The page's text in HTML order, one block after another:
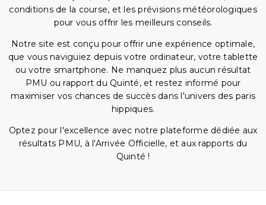
conditions de la course, et les prévisions météorologiques
pour vous offrir les meilleurs conseils.
Notre site est conçu pour offrir une expérience optimale,
que vous naviguiez depuis votre ordinateur, votre tablette
ou votre smartphone. Ne manquez plus aucun résultat
PMU ou rapport du Quinté, et restez informé pour
maximiser vos chances de succès dans l'univers des paris
hippiques.
Optez pour l'excellence avec notre plateforme dédiée aux
résultats PMU, à l'Arrivée Officielle, et aux rapports du
Quinté !